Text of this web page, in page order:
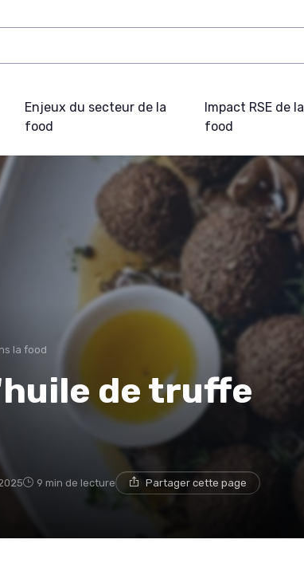
Enjeux du secteur de la
food
Impact RSE de la
food
la food
de truffe
9 min de lecture Partager cette page